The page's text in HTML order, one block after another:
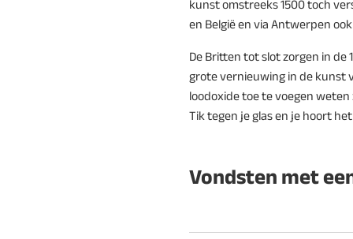
kunst omstreeks 1500 toch
en België en via Antwerpen
De Britten tot slot zorgen in de
grote vernieuwing in de kunst
loodoxide toe te voegen
Tik tegen je glas en je hoort
Vondsten met